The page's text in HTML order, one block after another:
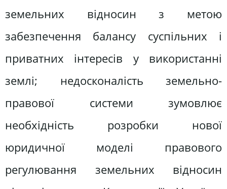
земельних відносин з метою
забезпечення балансу суспільних і
приватних інтересів у використанні
землі; недосконалість земельно-
правової системи зумовлює
необхідність розробки нової
юридичної моделі правового
регулювання земельних відносин